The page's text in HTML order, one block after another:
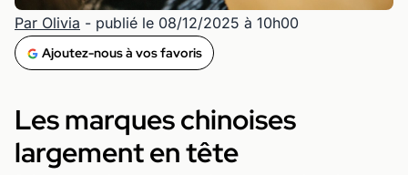
Par Olivia - publié le 08/12/2025 à 10h00
Ajoutez-nous à vos favoris
Les marques chinoises
largement en tête